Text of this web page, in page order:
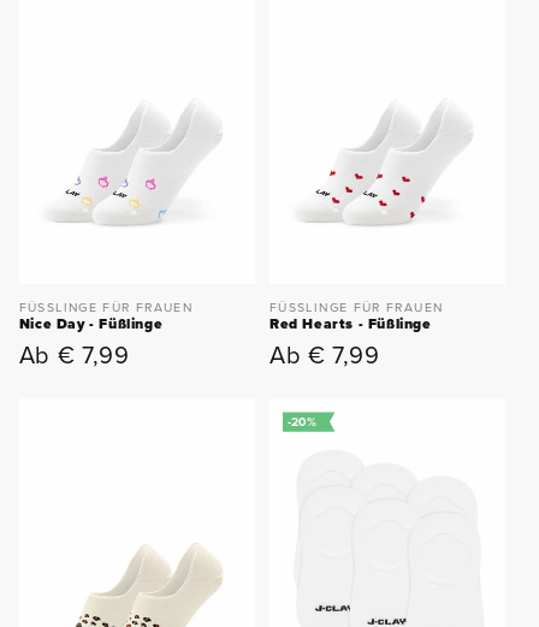
FÜSSLINGE FÜR FRAUEN
Nice Day - Füßlinge
Normaler
Ab € 7,99
FÜSSLINGE FÜR FRAUEN
Red Hearts - Füßlinge
Normaler
Ab € 7,99
-20%